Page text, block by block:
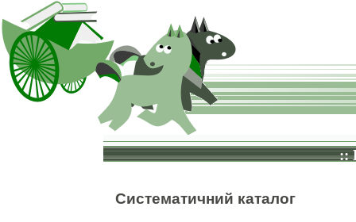
::
Систематичний каталог